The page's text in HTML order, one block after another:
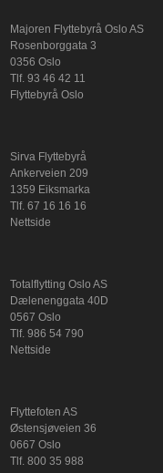
Majoren Flyttebyrå Oslo AS
Rosenborggata 3
0356 Oslo
Tlf. 93 46 42 11
Flyttebyrå Oslo
Sirva Flyttebyrå
Ankerveien 209
1359 Eiksmarka
Tlf. 67 16 16 16
Nettside
Totalflytting Oslo AS
Dælenenggata 40D
0567 Oslo
Tlf. 986 54 790
Nettside
Flyttefoten AS
Østensjøveien 36
0667 Oslo
Tlf. 800 35 988